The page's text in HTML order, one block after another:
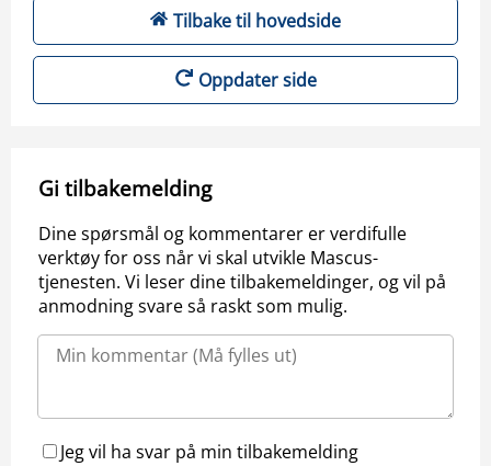
Tilbake til hovedside
Oppdater side
Gi tilbakemelding
Dine spørsmål og kommentarer er verdifulle
verktøy for oss når vi skal utvikle Mascus-
tjenesten. Vi leser dine tilbakemeldinger, og vil på
anmodning svare så raskt som mulig.
Jeg vil ha svar på min tilbakemelding